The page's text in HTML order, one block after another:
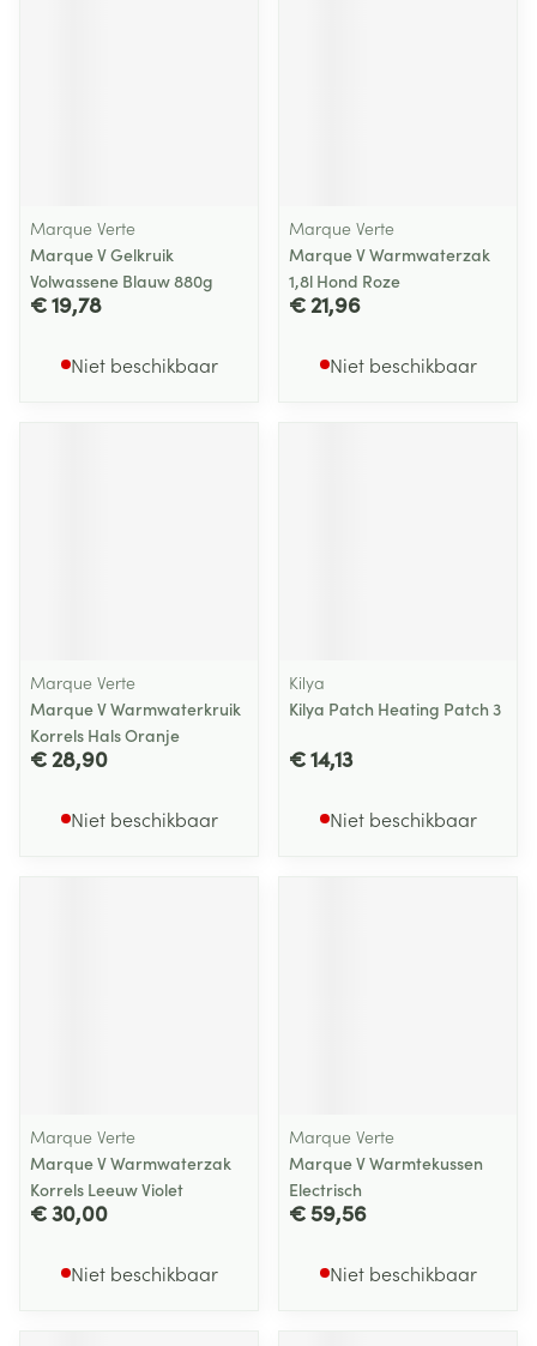
Marque Verte
Marque V Gelkruik
Volwassene Blauw 880g
€ 19,78
Niet beschikbaar
Marque Verte
Marque V Warmwaterzak
1,8l Hond Roze
€ 21,96
Niet beschikbaar
Marque Verte
Marque V Warmwaterkruik
Korrels Hals Oranje
€ 28,90
Niet beschikbaar
Kilya
Kilya Patch Heating Patch 3
€ 14,13
Niet beschikbaar
Marque Verte
Marque V Warmwaterzak
Korrels Leeuw Violet
€ 30,00
Niet beschikbaar
Marque Verte
Marque V Warmtekussen
Electrisch
€ 59,56
Niet beschikbaar